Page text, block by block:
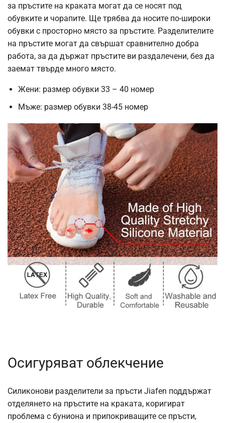
за пръстите на краката могат да се носят под
обувките и чорапите. Ще трябва да носите по-широки
обувки с просторно място за пръстите. Разделителите
на пръстите могат да свършат сравнително добра
работа, за да държат пръстите ви раздалечени, без да
заемат твърде много място.
Жени: размер обувки 33 – 40 номер
Мъже: размер обувки 38-45 номер
Осигуряват облекчение
Силиконови разделители за пръсти Jiafen поддържат
отделянето на пръстите на краката, коригират
проблема с буниона и припокриващите се пръсти,